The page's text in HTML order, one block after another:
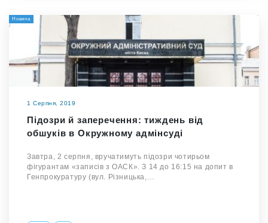
Новина
1 Серпня, 2019
Підозри й заперечення: тиждень від
обшуків в Окружному адмінсуді
Завтра, 2 серпня, вручатимуть підозри чотирьом
фігурантам «записів з ОАСК». З 14 до 16:15 на допит в
Генпрокуратуру (вул. Різницька,…